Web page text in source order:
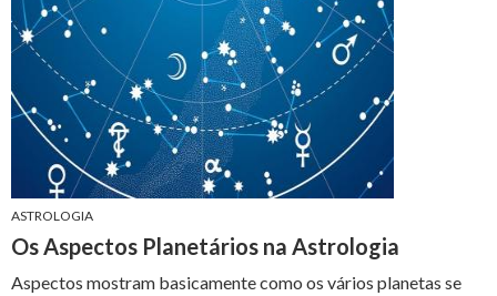
ASTROLOGIA
Os Aspectos Planetários na Astrologia
Aspectos mostram basicamente como os vários planetas se